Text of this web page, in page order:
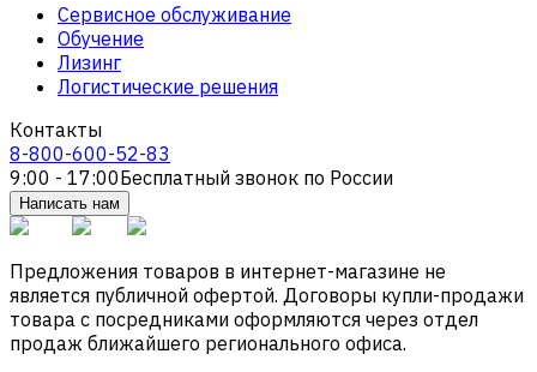
Сервисное обслуживание
Обучение
Лизинг
Логистические решения
Контакты
8-800-600-52-83
9:00 - 17:00Бесплатный звонок по России
Написать нам
Предложения товаров в интернет-магазине не
является публичной офертой. Договоры купли-продажи
товара с посредниками оформляются через отдел
продаж ближайшего регионального офиса.